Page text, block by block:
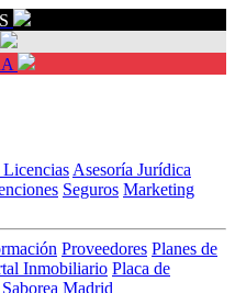
Asesoría Jurídica
Seguros Marketing
Proveedores Planes de
Inmobiliario Placa de
Madrid